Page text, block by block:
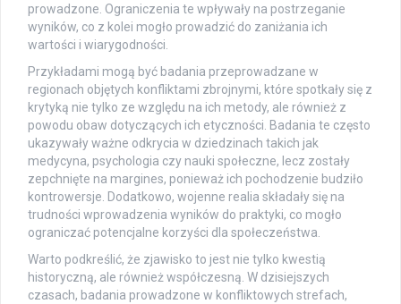
prowadzone. Ograniczenia te wpływały na postrzeganie
wyników, co z kolei mogło prowadzić do zaniżania ich
wartości i wiarygodności.
Przykładami mogą być badania przeprowadzane w
regionach objętych konfliktami zbrojnymi, które spotkały się z
krytyką nie tylko ze względu na ich metody, ale również z
powodu obaw dotyczących ich etyczności. Badania te często
ukazywały ważne odkrycia w dziedzinach takich jak
medycyna, psychologia czy nauki społeczne, lecz zostały
zepchnięte na margines, ponieważ ich pochodzenie budziło
kontrowersje. Dodatkowo, wojenne realia składały się na
trudności wprowadzenia wyników do praktyki, co mogło
ograniczać potencjalne korzyści dla społeczeństwa.
Warto podkreślić, że zjawisko to jest nie tylko kwestią
historyczną, ale również współczesną. W dzisiejszych
czasach, badania prowadzone w konfliktowych strefach,